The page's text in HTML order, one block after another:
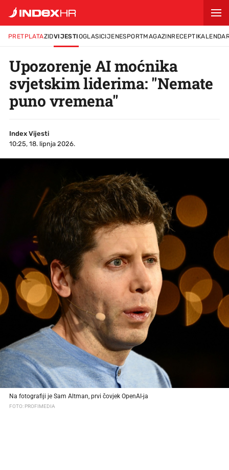
PRETPLATAZIDVIJESTIOGLASICIJENESPORTMAGAZINRECEPTI
Upozorenje AI moćnika
svjetskim liderima: "Nemate
puno vremena"
Index Vijesti
10:25, 18. lipnja 2026.
Na fotografiji je Sam Altman, prvi čovjek OpenAI-ja
FOTO: PROFIMEDIA